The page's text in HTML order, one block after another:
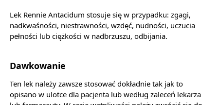
Lek Rennie Antacidum stosuje się w przypadku: zgagi,
nadkwaśności, niestrawności, wzdęć, nudności, uczucia
pełności lub ciężkości w nadbrzuszu, odbijania.
Dawkowanie
Ten lek należy zawsze stosować dokładnie tak jak to
opisano w ulotce dla pacjenta lub według zaleceń lekarza